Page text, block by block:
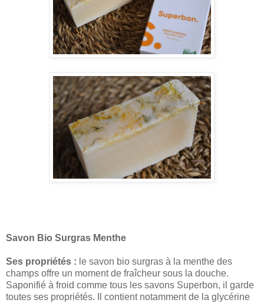
Savon Bio Surgras Menthe
Ses propriétés : le savon bio surgras à la menthe des
champs offre un moment de fraîcheur sous la douche.
Saponifié à froid comme tous les savons Superbon, il garde
toutes ses propriétés. Il contient notamment de la glycérine